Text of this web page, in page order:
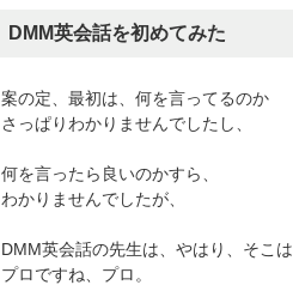
DMM英会話を初めてみた
案の定、最初は、何を言ってるのか
さっぱりわかりませんでしたし、
何を言ったら良いのかすら、
わかりませんでしたが、
DMM英会話の先生は、やはり、そこは
プロですね、プロ。